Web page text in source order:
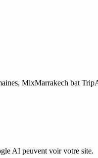
MixMarrakech bat
AI peuvent voir votre site.